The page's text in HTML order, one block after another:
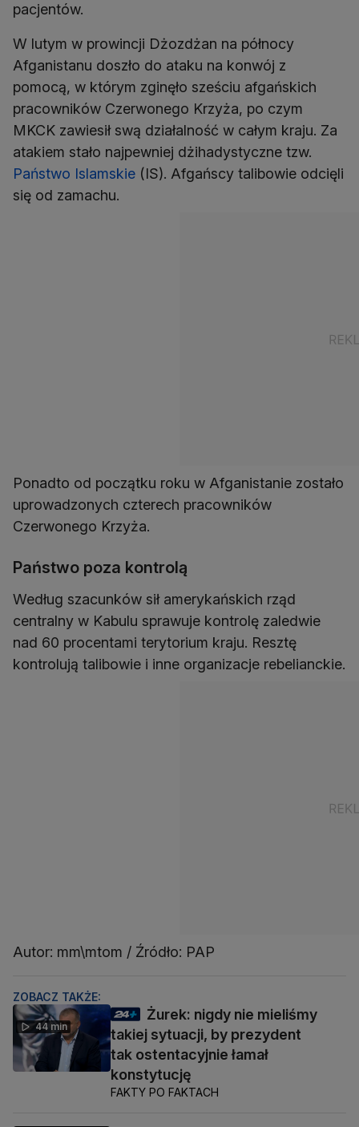
pacjentów.
W lutym w prowincji Dżozdżan na północy
Afganistanu doszło do ataku na konwój z
pomocą, w którym zginęło sześciu afgańskich
pracowników Czerwonego Krzyża, po czym
MKCK zawiesił swą działalność w całym kraju. Za
atakiem stało najpewniej dżihadystyczne tzw.
Państwo Islamskie (IS). Afgańscy talibowie odcięli
się od zamachu.
Ponadto od początku roku w Afganistanie zostało
uprowadzonych czterech pracowników
Czerwonego Krzyża.
Państwo poza kontrolą
Według szacunków sił amerykańskich rząd
centralny w Kabulu sprawuje kontrolę zaledwie
nad 60 procentami terytorium kraju. Resztę
kontrolują talibowie i inne organizacje rebelianckie.
Autor: mm\mtom / Źródło: PAP
ZOBACZ TAKŻE:
44 min
Żurek: nigdy nie mieliśmy
takiej sytuacji, by prezydent
tak ostentacyjnie łamał
konstytucję
FAKTY PO FAKTACH